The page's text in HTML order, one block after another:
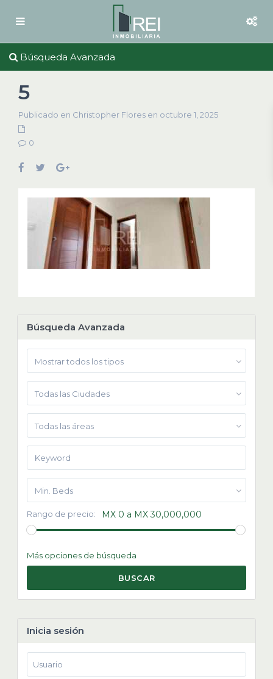
Búsqueda Avanzada
5
Publicado en Christopher Flores en octubre 1, 2025
0
Búsqueda Avanzada
Mostrar todos los tipos
Todas las Ciudades
Todas las áreas
Min. Beds
Rango de precio: MX 0 a MX 30,000,000
Más opciones de búsqueda
BUSCAR
Inicia sesión